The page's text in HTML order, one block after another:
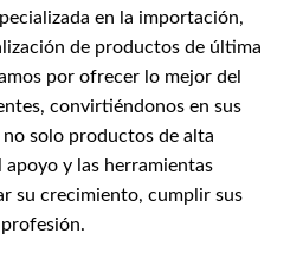
en la importación,
de productos de última
por ofrecer lo mejor del
convirtiéndonos en sus
solo productos de alta
y las herramientas
su crecimiento, cumplir sus